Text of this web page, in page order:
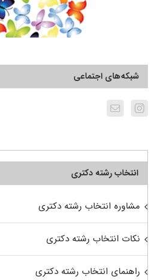
شبکه‌های اجتماعی
انتخاب رشته دکتری
مشاوره انتخاب رشته دکتری
نکات انتخاب رشته دکتری
راهنمای انتخاب رشته دکتری